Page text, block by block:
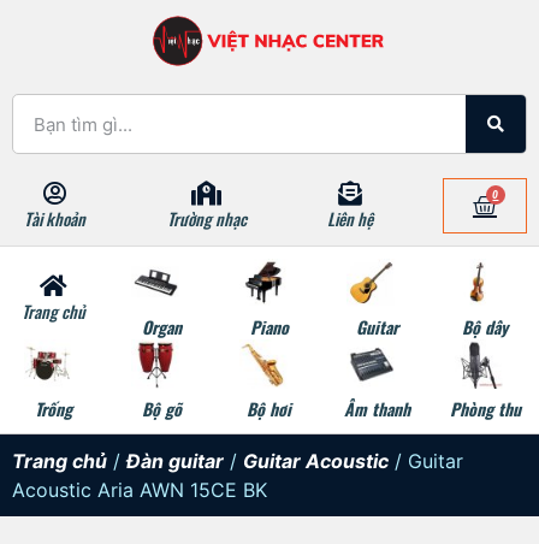
Tài khoản Trường nhạc Liên hệ
0
Trang chủ
Organ Piano Guitar Bộ dây
Trống Bộ gõ Bộ hơi Âm thanh Phòng thu
Trang chủ /Đàn guitar / Guitar Acoustic / Guitar
Acoustic Aria AWN 15CE BK